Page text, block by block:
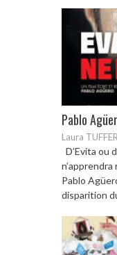
Pablo
Laura
D’Evita ou
Pablo
disparition